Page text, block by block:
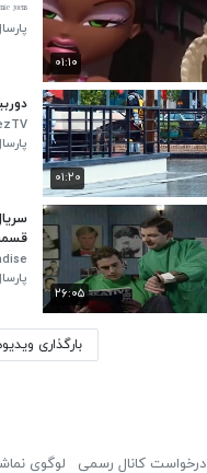
۰۱:۱۰
ʲᵒᵉⁿˢ
۰۱:۲۰
نت
۲۶:۰۵
بارگذاری
درخواست کانال رسمی لوگوی